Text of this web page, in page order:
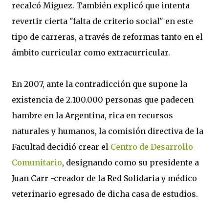
recalcó Miguez. También explicó que intenta
revertir cierta "falta de criterio social" en este
tipo de carreras, a través de reformas tanto en el
ámbito curricular como extracurricular.
En 2007, ante la contradicción que supone la
existencia de 2.100.000 personas que padecen
hambre en la Argentina, rica en recursos
naturales y humanos, la comisión directiva de la
Facultad decidió crear el Centro de Desarrollo
Comunitario, designando como su presidente a
Juan Carr -creador de la Red Solidaria y médico
veterinario egresado de dicha casa de estudios.